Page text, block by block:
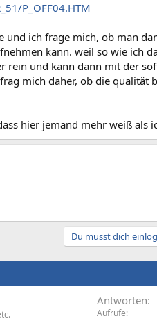
P_OFF04.HTM
und ich frage mich, ob man
kann. weil so wie ich
rein und kann dann mit der
mich daher, ob die qualität
hier jemand mehr weiß als
Du musst dich
Antworten
Aufrufe